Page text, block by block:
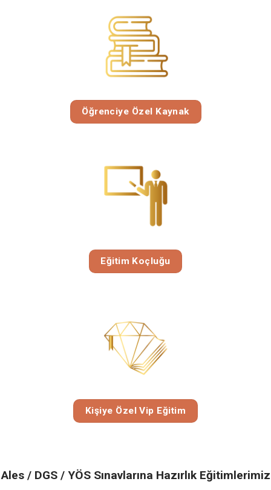
Öğrenciye Özel Kaynak
Eğitim Koçluğu
Kişiye Özel Vip Eğitim
Ales / DGS / YÖS Sınavlarına Hazırlık Eğitimlerimiz